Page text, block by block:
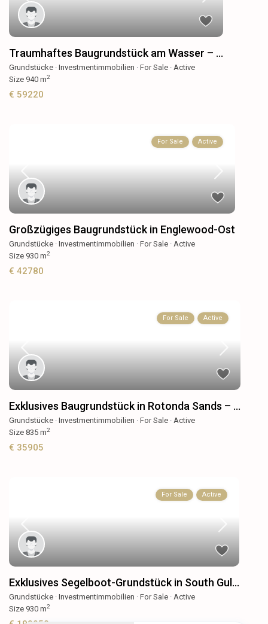
Traumhaftes Baugrundstück am Wasser – ...
Grundstücke ·Investmentimmobilien ·For Sale ·Active
Size 940 m2
€ 59220
For Sale Active
Großzügiges Baugrundstück in Englewood-Ost
Grundstücke ·Investmentimmobilien ·For Sale ·Active
Size 930 m2
€ 42780
For Sale Active
Exklusives Baugrundstück in Rotonda Sands – ...
Grundstücke ·Investmentimmobilien ·For Sale ·Active
Size835 m2
€ 35905
For Sale Active
Exklusives Segelboot-Grundstück in South Gul...
Grundstücke ·Investmentimmobilien ·For Sale ·Active
Size 930 m2